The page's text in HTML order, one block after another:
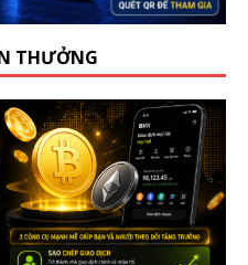
THƯỞNG